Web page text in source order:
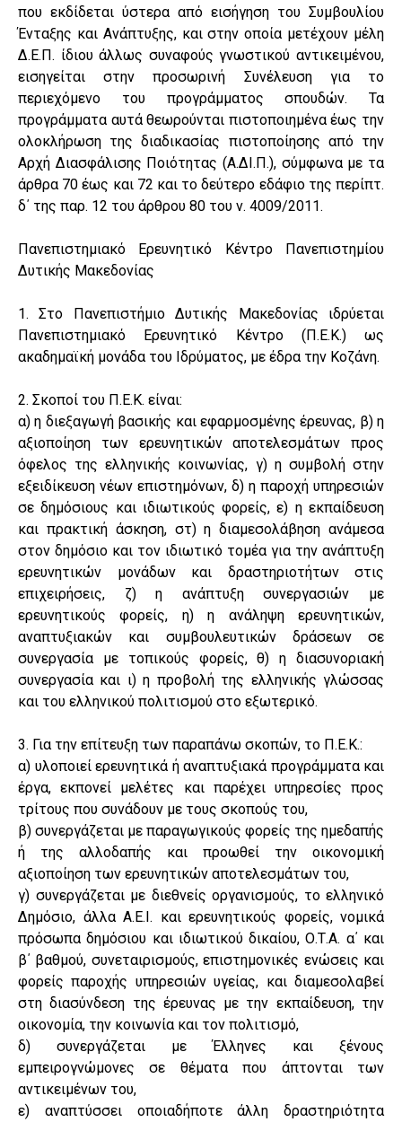
που εκδίδεται ύστερα από εισήγηση του Συμβουλίου
Ένταξης και Ανάπτυξης, και στην οποία μετέχουν μέλη
Δ.Ε.Π. ίδιου άλλως συναφούς γνωστικού αντικειμένου,
εισηγείται στην προσωρινή Συνέλευση για το
περιεχόμενο του προγράμματος σπουδών. Τα
προγράμματα αυτά θεωρούνται πιστοποιημένα έως την
ολοκλήρωση της διαδικασίας πιστοποίησης από την
Αρχή Διασφάλισης Ποιότητας (Α.ΔΙ.Π.), σύμφωνα με τα
άρθρα 70 έως και 72 και το δεύτερο εδάφιο της περίπτ.
δ΄ της παρ. 12 του άρθρου 80 του ν. 4009/2011.
Πανεπιστημιακό Ερευνητικό Κέντρο Πανεπιστημίου
Δυτικής Μακεδονίας
1. Στο Πανεπιστήμιο Δυτικής Μακεδονίας ιδρύεται
Πανεπιστημιακό Ερευνητικό Κέντρο (Π.Ε.Κ.) ως
ακαδημαϊκή μονάδα του Ιδρύματος, με έδρα την Κοζάνη.
2. Σκοποί του Π.Ε.Κ. είναι:
α) η διεξαγωγή βασικής και εφαρμοσμένης έρευνας, β) η
αξιοποίηση των ερευνητικών αποτελεσμάτων προς
όφελος της ελληνικής κοινωνίας, γ) η συμβολή στην
εξειδίκευση νέων επιστημόνων, δ) η παροχή υπηρεσιών
σε δημόσιους και ιδιωτικούς φορείς, ε) η εκπαίδευση
και πρακτική άσκηση, στ) η διαμεσολάβηση ανάμεσα
στον δημόσιο και τον ιδιωτικό τομέα για την ανάπτυξη
ερευνητικών μονάδων και δραστηριοτήτων στις
επιχειρήσεις, ζ) η ανάπτυξη συνεργασιών με
ερευνητικούς φορείς, η) η ανάληψη ερευνητικών,
αναπτυξιακών και συμβουλευτικών δράσεων σε
συνεργασία με τοπικούς φορείς, θ) η διασυνοριακή
συνεργασία και ι) η προβολή της ελληνικής γλώσσας
και του ελληνικού πολιτισμού στο εξωτερικό.
3. Για την επίτευξη των παραπάνω σκοπών, το Π.Ε.Κ.:
α) υλοποιεί ερευνητικά ή αναπτυξιακά προγράμματα και
έργα, εκπονεί μελέτες και παρέχει υπηρεσίες προς
τρίτους που συνάδουν με τους σκοπούς του,
β) συνεργάζεται με παραγωγικούς φορείς της ημεδαπής
ή της αλλοδαπής και προωθεί την οικονομική
αξιοποίηση των ερευνητικών αποτελεσμάτων του,
γ) συνεργάζεται με διεθνείς οργανισμούς, το ελληνικό
Δημόσιο, άλλα Α.Ε.Ι. και ερευνητικούς φορείς, νομικά
πρόσωπα δημόσιου και ιδιωτικού δικαίου, Ο.Τ.Α. α΄ και
β΄ βαθμού, συνεταιρισμούς, επιστημονικές ενώσεις και
φορείς παροχής υπηρεσιών υγείας, και διαμεσολαβεί
στη διασύνδεση της έρευνας με την εκπαίδευση, την
οικονομία, την κοινωνία και τον πολιτισμό,
δ) συνεργάζεται με Έλληνες και ξένους
εμπειρογνώμονες σε θέματα που άπτονται των
αντικειμένων του,
ε) αναπτύσσει οποιαδήποτε άλλη δραστηριότητα